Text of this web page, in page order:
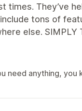
times. They’ve
tons of
else. SIMPLY
need anything, you